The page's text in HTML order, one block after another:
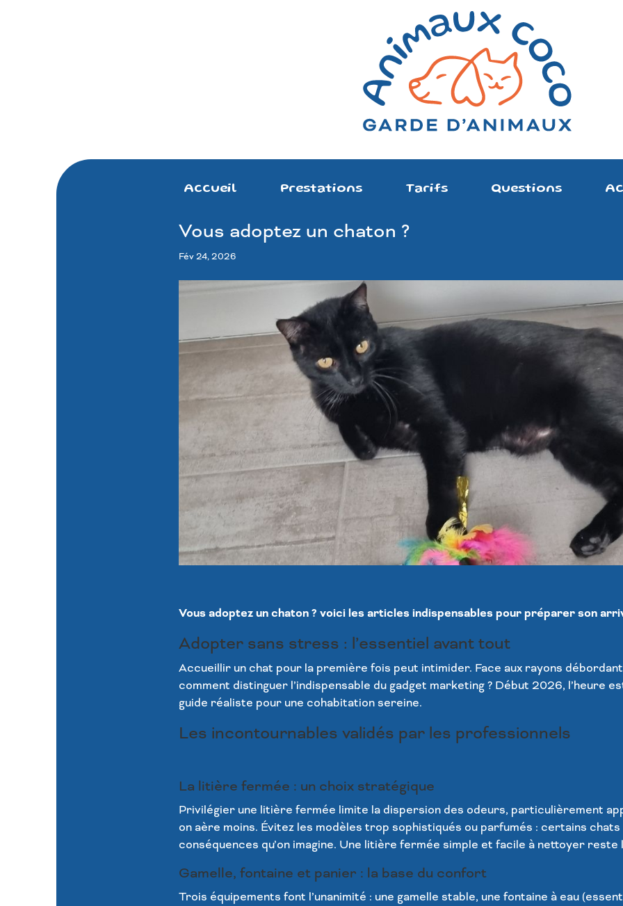
Accueil Prestations Tarifs Questions
Vous adoptez un chaton ?
Fév 24, 2026
Vous adoptez un chaton ? voici les articles indispensables pour préparer son
Adopter sans stress : l’essentiel avant tout
Accueillir un chat pour la première fois peut intimider. Face aux rayons
comment distinguer l’indispensable du gadget marketing ? Début 2026, l’heure
guide réaliste pour une cohabitation sereine.
Les incontournables validés par les professionnels
La litière fermée : un choix stratégique
Privilégier une litière fermée limite la dispersion des odeurs, particulièrement
on aère moins. Évitez les modèles trop sophistiqués ou parfumés : certains
conséquences qu’on imagine. Une litière fermée simple et facile à nettoyer
Gamelle, fontaine et panier : la base du confort
Trois équipements font l’unanimité : une gamelle stable, une fontaine à eau